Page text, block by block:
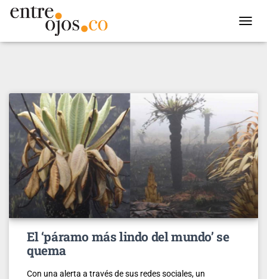
El ‘páramo más lindo del mundo’ se
quema
Con una alerta a través de sus redes sociales, un